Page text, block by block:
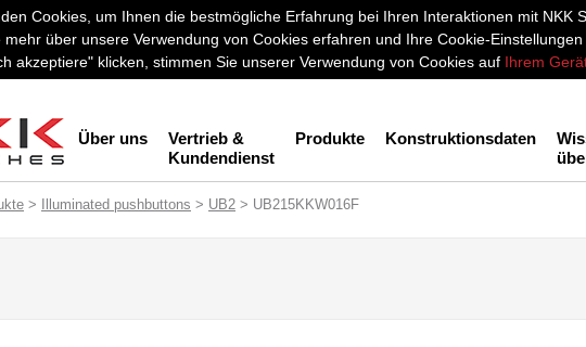
Cookies, um Ihnen die bestmögliche Erfahrung bei Ihren Interaktionen mit NKK
mehr über unsere Verwendung von Cookies erfahren und Ihre Cookie-
akzeptiere" klicken, stimmen Sie unserer Verwendung von Cookies auf Ihrem
Über uns
Vertrieb &
Kundendienst
Produkte Konstruktionsdaten
> Illuminated pushbuttons > UB2 > UB215KKW016F